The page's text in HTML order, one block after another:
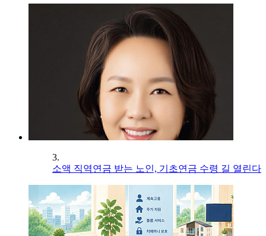
3.
소액 직역연금 받는 노인, 기초연금 수령 길 열린다